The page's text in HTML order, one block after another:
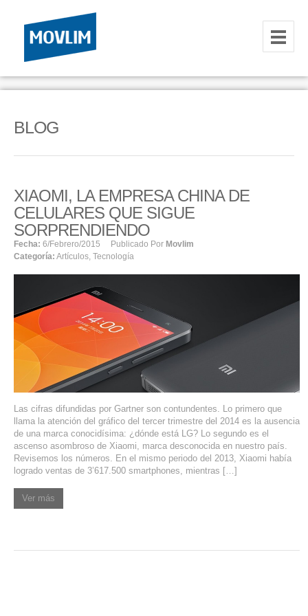
INICIO
HOSTING
HOSTING
RESELLER
SERVIDORES VPS
SERVIDORES VPS WINDOWS
SERVIDORES DEDICADOS
AGENCIA DIGITAL
PAGINAS WEB PARA NEGOCIOS
PAGINA WEB CON MANEJADOR DE CONTENIDOS
PAGINA WEB CON CATÁLOGO DE PRODUCTOS
PAGINAS WEB A MEDIDA
BLOG
XIAOMI, LA EMPRESA CHINA DE
CELULARES QUE SIGUE
SORPRENDIENDO
Fecha: 6/febrero/2015 Publicado Por Movlim
Categoría: Artículos, Tecnología
Las cifras difundidas por Gartner son contundentes. Lo primero que
llama la atención del gráfico del tercer trimestre del 2014 es la ausencia
de una marca conocidísima: ¿dónde está LG? Lo segundo es el
ascenso asombroso de Xiaomi, marca desconocida en nuestro país.
Revisemos los números. En el mismo periodo del 2013, Xiaomi había
logrado ventas de 3’617.500 smartphones, mientras […]
Ver más